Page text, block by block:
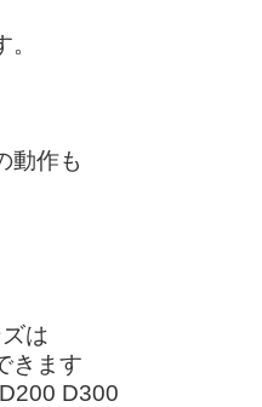
動作も
は
きます
D300